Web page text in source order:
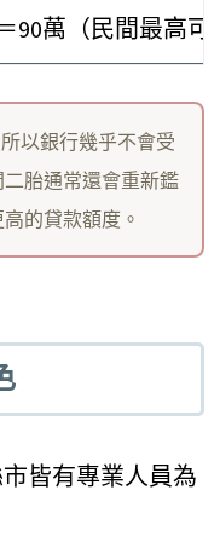
90萬（民間最高
以銀行幾乎不會受
胎通常還會重新鑑
的貸款額度。
皆有專業人員為